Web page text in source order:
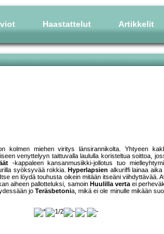
Haastattelut Artikkelit
kolmen miehen viritys länsirannikolta. Yhtyeen
venyttelyyn taittuvalla laululla koristeltua soittoa,
-kappaleen kansanmusiikki-jollotus tuo
syöksyvää rokkia. Hyperlapsien alkuriffi lainaa
en löydä touhusta oikein mitään itseäni viihdyttävää.
aiheen pallotteluksi, samoin Huulilla vertaei
joTeräsbetonia, mikä ei ole minulle mikään